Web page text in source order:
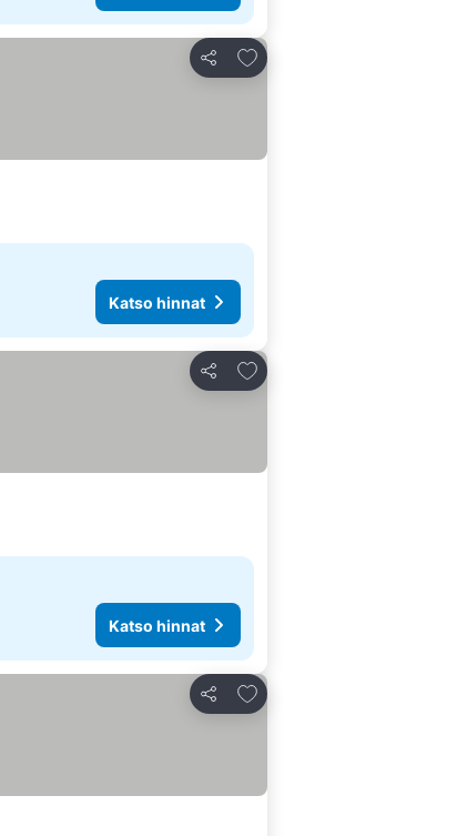
Jaa
Lisää suosikkeihin
Katso hinnat
Jaa
Lisää suosikkeihin
Katso hinnat
Jaa
Lisää suosikkeihin